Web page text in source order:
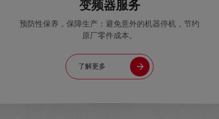
变频器服务
预防性保养，保障生产：避免意外的机器停机，节约
原厂零件成本。
了解更多